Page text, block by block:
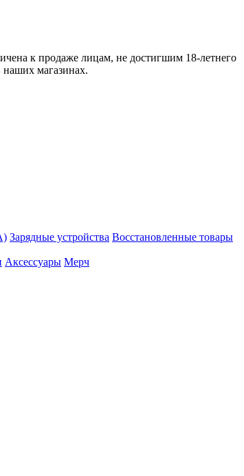
к продаже лицам, не достигшим 18-летнего
наших магазинах.
Зарядные устройства Восстановленные товары
Аксессуары Мерч